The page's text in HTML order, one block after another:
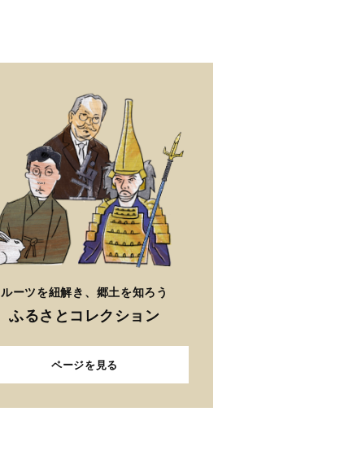
ルーツを紐解き、郷土を知ろう
ふるさとコレクション
ページを見る